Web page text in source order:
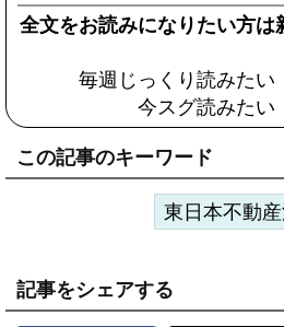
全文をお読みになりたい方は
毎週じっくり読みたい
今スグ読みたい
この記事のキーワード
東日本不動
記事をシェアする